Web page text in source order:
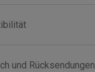
und Rücksendungen